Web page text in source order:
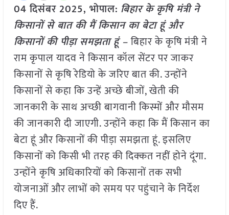
04 दिसंबर 2025, भोपाल: बिहार के कृषि मंत्री ने
किसानों से बात की मैं किसान का बेटा हूं और
किसानों की पीड़ा समझता हूं –बिहार के कृषि मंत्री ने
राम कृपाल यादव ने किसान कॉल सेंटर पर जाकर
किसानों से कृषि रेडियो के जरिए बात की. उन्होंने
किसानों से कहा कि उन्हें अच्छे बीजों, खेती की
जानकारी के साथ अच्छी बागवानी किस्मों और मौसम
की जानकारी दी जाएगी. उन्होंने कहा कि मैं किसान का
बेटा हूं और किसानों की पीड़ा समझता हूं. इसलिए
किसानों को किसी भी तरह की दिक्कत नहीं होने दूंगा.
उन्होंने कृषि अधिकारियों को किसानों तक सभी
योजनाओं और लाभों को समय पर पहुंचाने के निर्देश
दिए हैं.